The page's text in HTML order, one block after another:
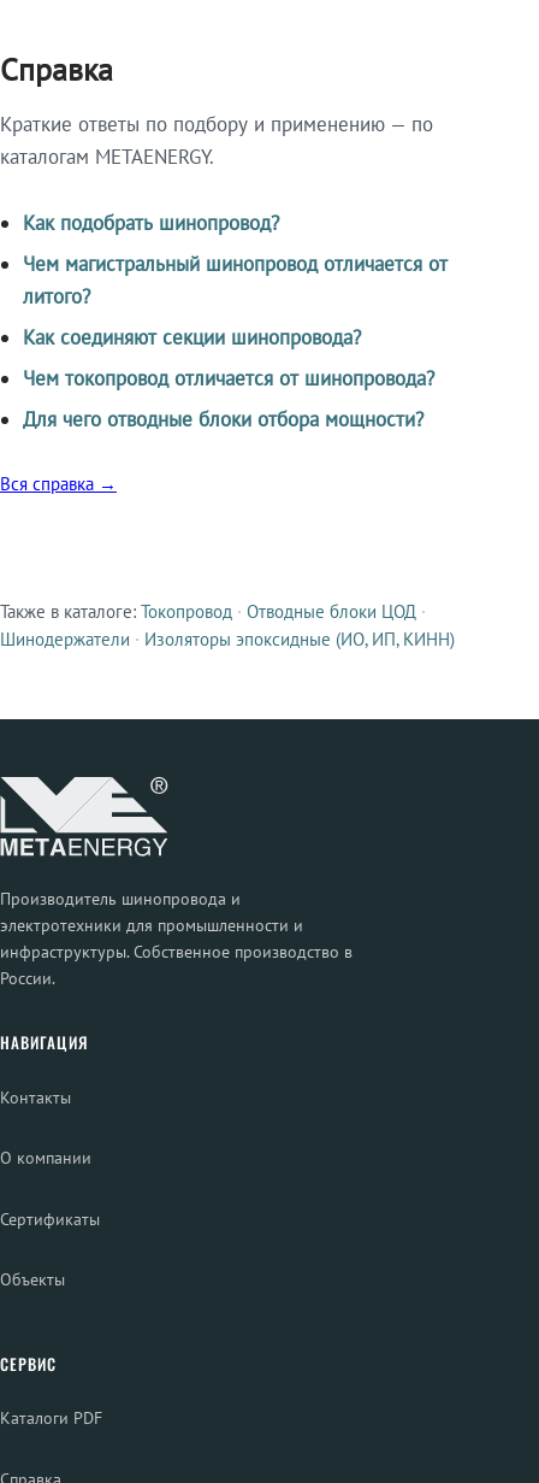
Справка
Краткие ответы по подбору и применению — по
каталогам METAENERGY.
Как подобрать шинопровод?
Чем магистральный шинопровод отличается от
литого?
Как соединяют секции шинопровода?
Чем токопровод отличается от шинопровода?
Для чего отводные блоки отбора мощности?
Вся справка →
Смежные продукты
Также в каталоге: Токопровод · Отводные блоки ЦОД ·
Шинодержатели · Изоляторы эпоксидные (ИО, ИП, КИНН)
Производитель шинопровода и
электротехники для промышленности и
инфраструктуры. Собственное производство в
России.
НАВИГАЦИЯ
Контакты
О компании
Сертификаты
Объекты
СЕРВИС
Каталоги PDF